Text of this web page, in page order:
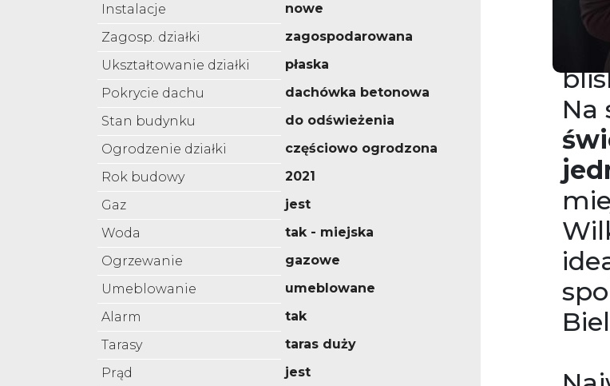
Instalacje
nowe
Zagosp. działki
zagospodarowana
Ukształtowanie działki
płaska
Pokrycie dachu
dachówka betonowa
Stan budynku
do odświeżenia
Ogrodzenie działki
częściowo ogrodzona
Rok budowy
2021
Gaz
jest
Woda
tak - miejska
Ogrzewanie
gazowe
Umeblowanie
umeblowane
Alarm
tak
Tarasy
taras duży
Prąd
jest
w
Na